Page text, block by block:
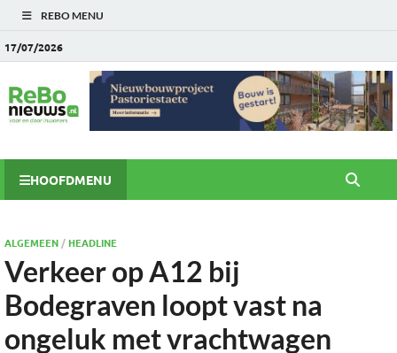
REBO MENU
17/07/2026
HOOFDMENU
ALGEMEEN/ HEADLINE
Verkeer op A12 bij
Bodegraven loopt vast na
ongeluk met vrachtwagen